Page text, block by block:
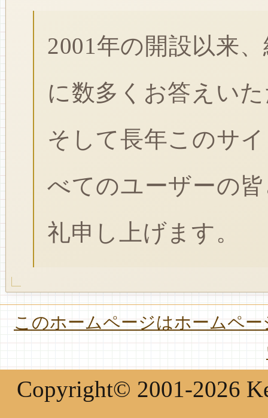
2001年の開設以来
に数多くお答えい
そして長年このサ
べてのユーザーの
礼申し上げます。
このホームページはホームペ
Copyright© 2001-2026